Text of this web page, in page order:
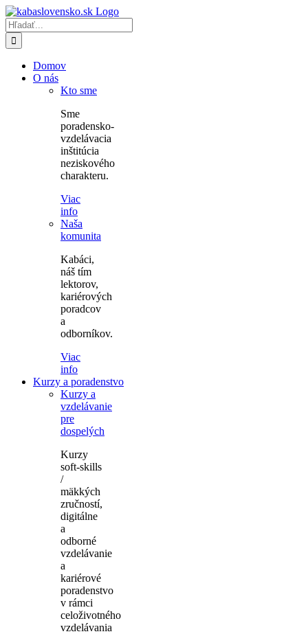
Skip
to
content
Hľadať:
Domov
O nás
Kto sme
Sme
poradensko-
vzdelávacia
inštitúcia
neziskového
charakteru.
Viac
info
Naša
komunita
Kabáci,
náš tím
lektorov,
kariérových
poradcov
a
odborníkov.
Viac
info
Kurzy a poradenstvo
Kurzy a
vzdelávanie
pre
dospelých
Kurzy
soft-skills
/
mäkkých
zručností,
digitálne
a
odborné
vzdelávanie
a
kariérové
poradenstvo
v rámci
celoživotného
vzdelávania